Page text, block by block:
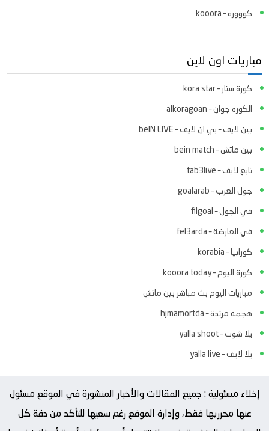
كووورة – kooora
مباريات اون لاين
كورة ستار – kora star
الكوره جوان – alkoragoan
بين لايف – بي ان لايف – beIN LIVE
بين ماتش – bein match
تابع لايف – tab3live
جول العرب – goalarab
في الجول – filgoal
في العارضة – fel3arda
كورابيا – korabia
كورة اليوم – kooora today
مباريات اليوم بث مباشر بين ماتش
هجمة مرتدة – hjmamortda
يلا شوت – yalla shoot
يلا لايف – yalla live
إخلاء مسئولية : جميع المقالات والأخبار المنشورة في الموقع مسئول
عنها محرريها فقط، وإدارة الموقع رغم سعيها للتأكد من دقة كل